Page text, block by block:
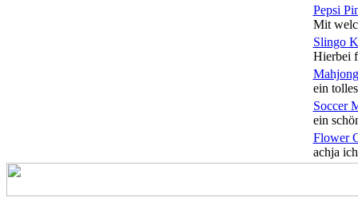
Pepsi
Mit
Slingo
Hierbei
ein
Soccer
ein
Flower
achja